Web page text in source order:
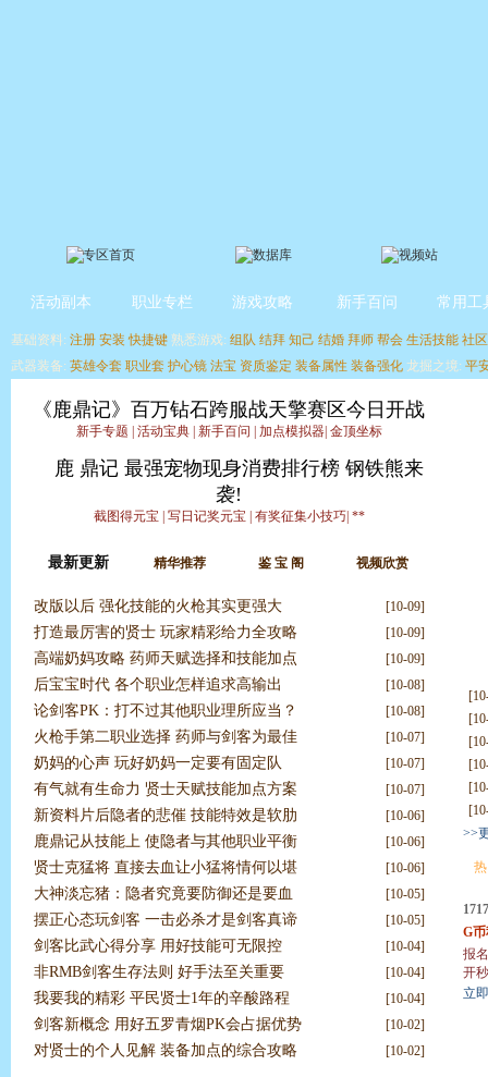
活动副本 职业专栏 游戏攻略 新手百问 常用工
基础资料: 注册 安装 快捷键 熟悉游戏: 组队 结拜 知己 结婚 拜师 帮会 生活技能 社区
武器装备: 英雄令套 职业套 护心镜 法宝 资质鉴定 装备属性 装备强化 龙掘之境: 平
《鹿鼎记》百万钻石跨服战天擎赛区今日开战
新手专题 活动宝典 新手百问 加点模拟器 金顶坐标
鹿 鼎记 最强宠物现身消费排行榜 钢铁熊来
袭!
截图得元宝 写日记奖元宝 有奖征集小技巧 **
最新更新 精华推荐 鉴 宝 阁 视频欣赏
[10-09]
改版以后 强化技能的火枪其实更强大
[10-09]
打造最厉害的贤士 玩家精彩给力全攻略
[10-09]
高端奶妈攻略 药师天赋选择和技能加点
[10-08]
后宝宝时代 各个职业怎样追求高输出
[10-08]
论剑客PK：打不过其他职业理所应当？
[10-07]
火枪手第二职业选择 药师与剑客为最佳
[10-07]
奶妈的心声 玩好奶妈一定要有固定队
[10-07]
有气就有生命力 贤士天赋技能加点方案
[10-06]
新资料片后隐者的悲催 技能特效是软肋
[10-06]
鹿鼎记从技能上 使隐者与其他职业平衡
[10-06]
贤士克猛将 直接去血让小猛将情何以堪
[10-05]
大神淡忘猪：隐者究竟要防御还是要血
[10-05]
摆正心态玩剑客 一击必杀才是剑客真谛
[10-04]
剑客比武心得分享 用好技能可无限控
[10-04]
非RMB剑客生存法则 好手法至关重要
[10-04]
我要我的精彩 平民贤士1年的辛酸路程
[10-02]
剑客新概念 用好五罗青烟PK会占据优势
[10-02]
对贤士的个人见解 装备加点的综合攻略
>>
G
报
开
立